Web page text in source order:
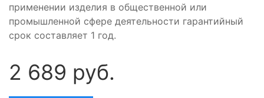
применении изделия в общественной или
промышленной сфере деятельности гарантийный
срок составляет 1 год.
2 689 руб.